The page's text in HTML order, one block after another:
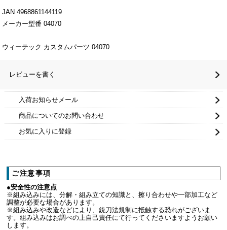
JAN 4968861144119
メーカー型番 04070
ウィーテック カスタムパーツ 04070
レビューを書く
入荷お知らせメール
商品についてのお問い合わせ
お気に入りに登録
ご注意事項
●安全性の注意点
※組み込みには、分解・組み立ての知識と、擦り合わせや一部加工など
調整が必要な場合があります。
※組み込みや改造などにより、銃刀法規制に抵触する恐れがございま
す。組み込みはお調べの上自己責任にて行ってくださいますようお願い
します。